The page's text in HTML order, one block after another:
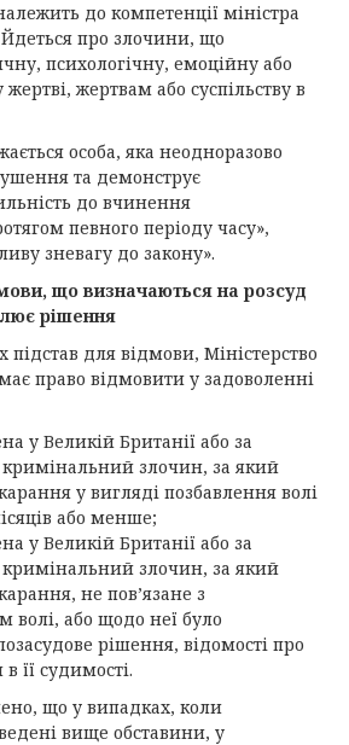
до компетенції міністра
Йдеться про злочини, що
психологічну, емоційну або
жертвам або суспільству в
особа, яка неодноразово
та демонструє
до вчинення
певного періоду часу»,
зневагу до закону».
що визначаються на розсуд
рішення
підстав для відмови, Міністерство
право відмовити у задоволенні
у Великій Британії або за
злочин, за який
у вигляді позбавлення волі
або менше;
у Великій Британії або за
злочин, за який
не пов’язане з
волі, або щодо неї було
рішення, відомості про
в її судимості.
що у випадках, коли
вище обставини, у